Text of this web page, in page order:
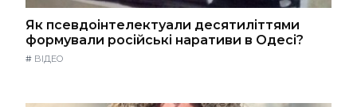
Як псевдоінтелектуали десятиліттями
формували російські наративи в Одесі?
# ВІДЕО